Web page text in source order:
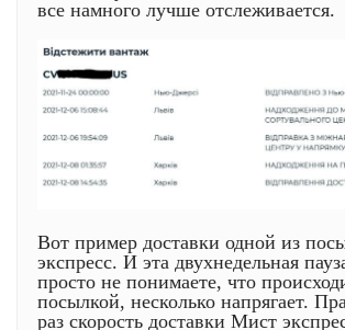
все намного лучше отслеживается.
Вот пример доставки одной из
экспресс. И эта двухнедельная
просто не понимаете, что
посылкой, несколько напрягает.
раз скорость доставки Мист